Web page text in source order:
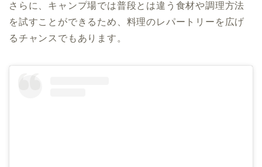
さらに、キャンプ場では普段とは違う食材や調理方法
を試すことができるため、料理のレパートリーを広げ
るチャンスでもあります。